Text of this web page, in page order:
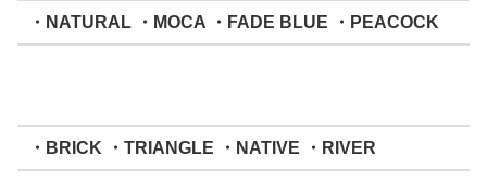
・NATURAL ・MOCA ・FADE BLUE ・PEACOCK
・BRICK ・TRIANGLE ・NATIVE ・RIVER